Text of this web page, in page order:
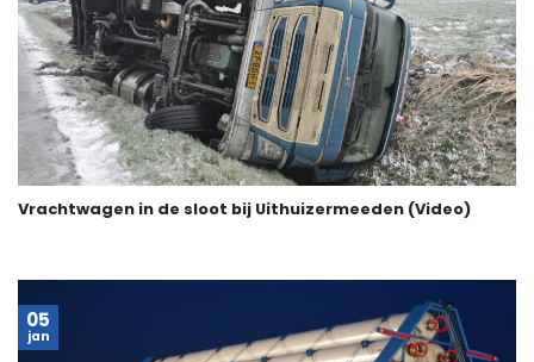
Vrachtwagen in de sloot bij Uithuizermeeden (Video)
05
jan